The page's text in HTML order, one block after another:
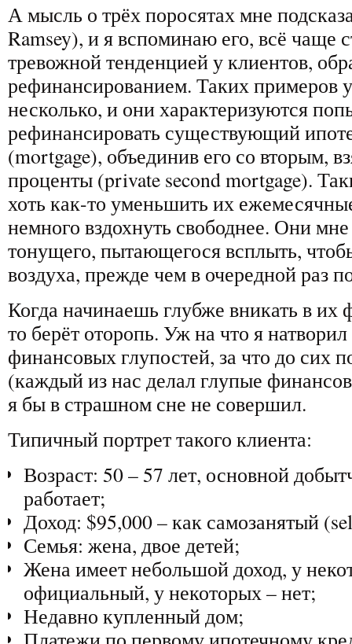
А мысль о трёх поросятах мне
Ramsey), и я вспоминаю его, всё чаще
тревожной тенденцией у клиентов,
рефинансированием. Таких примеров
несколько, и они характеризуются
рефинансировать существующий
(mortgage), объединив его со вторым,
проценты (private second mortgage).
хоть как-то уменьшить их
немного вздохнуть свободнее. Они
тонущего, пытающегося всплыть,
воздуха, прежде чем в очередной раз
Когда начинаешь глубже вникать в
то берёт оторопь. Уж на что я
финансовых глупостей, за что до сих
(каждый из нас делал глупые
я бы в страшном сне не совершил.
Типичный портрет такого клиента:
Возраст: 50 – 57 лет, основной
работает;
Доход: $95,000 – как самозанятый
Семья: жена, двое детей;
Жена имеет небольшой доход, у
официальный, у некоторых – нет;
Недавно купленный дом;